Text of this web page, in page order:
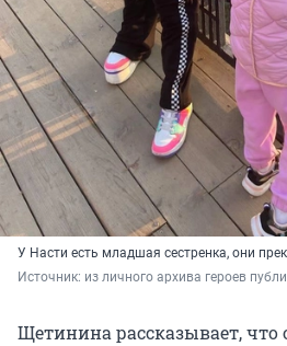
У Насти есть младшая сестренка, они
Источник: из личного архива героев
Щетинина рассказывает,